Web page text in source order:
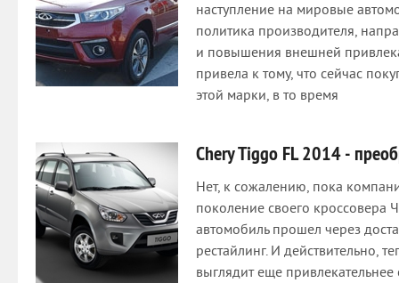
наступление на мировые
политика производителя,
и повышения внешней
привела к тому, что сейчас
этой марки, в то время
Chery Tiggo FL 2014 -
Нет, к сожалению, пока
поколение своего кроссовера
автомобиль прошел через
рестайлинг. И действительно,
выглядит еще